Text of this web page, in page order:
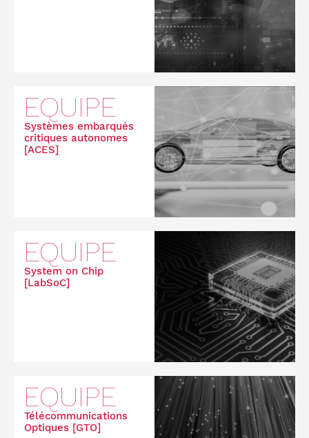
EQUIPE
Systèmes embarqués
critiques autonomes
[ACES]
EQUIPE
System on Chip
[LabSoC]
EQUIPE
Télécommunications
Optiques [GTO]